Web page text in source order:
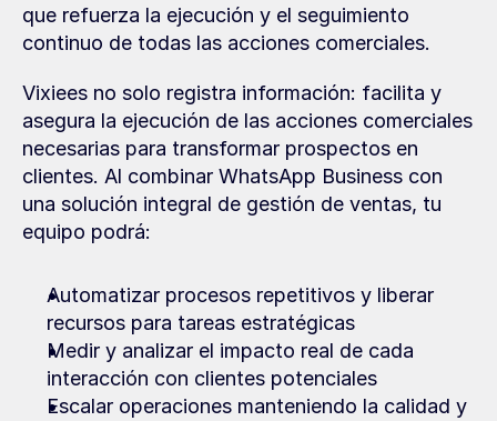
que refuerza la ejecución y el seguimiento
continuo de todas las acciones comerciales.
Vixiees no solo registra información: facilita y
asegura la ejecución de las acciones comerciales
necesarias para transformar prospectos en
clientes. Al combinar WhatsApp Business con
una solución integral de gestión de ventas, tu
equipo podrá:
Automatizar procesos repetitivos y liberar
recursos para tareas estratégicas
Medir y analizar el impacto real de cada
interacción con clientes potenciales
Escalar operaciones manteniendo la calidad y